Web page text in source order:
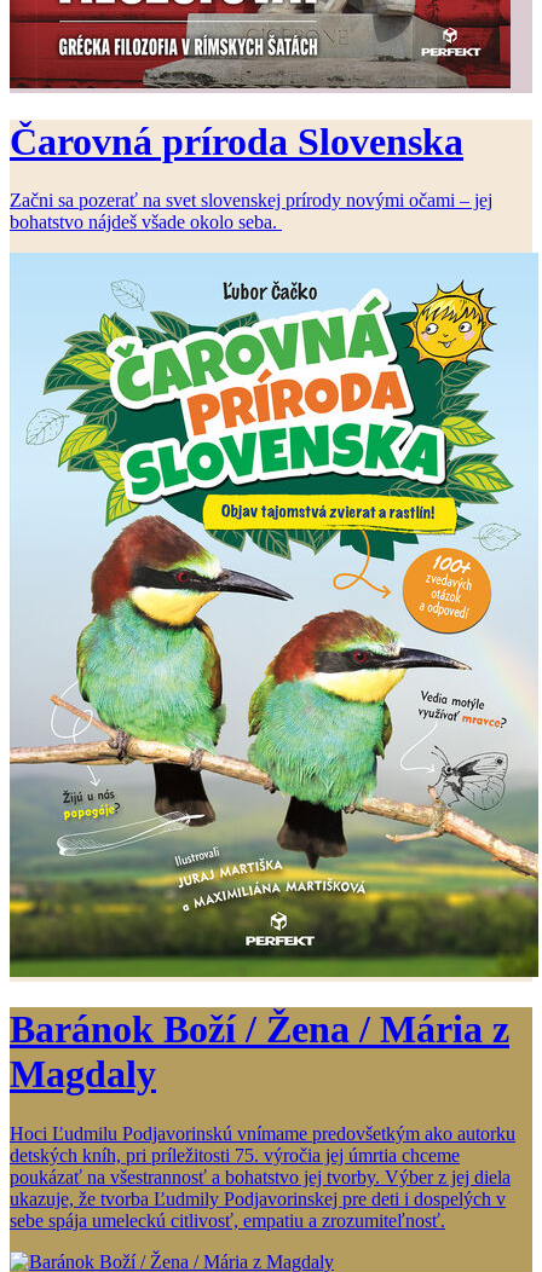
Čarovná príroda Slovenska
Začni sa pozerať na svet slovenskej prírody novými očami – jej
bohatstvo nájdeš všade okolo seba.
Baránok Boží / Žena / Mária z
Magdaly
Hoci Ľudmilu Podjavorinskú vnímame predovšetkým ako autorku
detských kníh, pri príležitosti 75. výročia jej úmrtia chceme
poukázať na všestrannosť a bohatstvo jej tvorby. Výber z jej diela
ukazuje, že tvorba Ľudmily Podjavorinskej pre deti i dospelých v
sebe spája umeleckú citlivosť, empatiu a zrozumiteľnosť.